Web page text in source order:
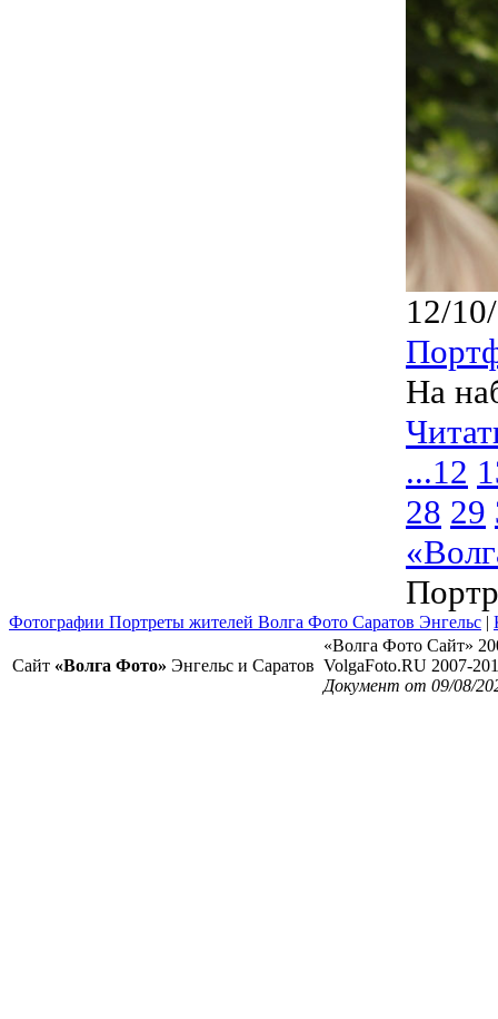
12/
На
...12
28 29
Фотографии Портреты жителей Волга Фото Саратов Энгельс |
Сайт «Волга Фото» Энгельс и Саратов
«Волга Фото Сайт»
VolgaFoto.RU 2007-
Документ от 09/08/